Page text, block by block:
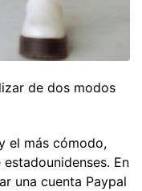
de dos modos
el más cómodo,
En
una cuenta Paypal